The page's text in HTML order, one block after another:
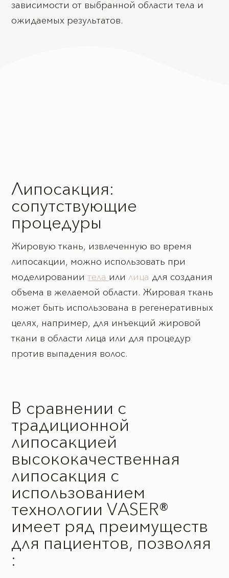
зависимости от выбранной области тела и
ожидаемых результатов.
Липосакция:
сопутствующие
процедуры
Жировую ткань, извлеченную во время
липосакции, можно использовать при
моделированиителаили лица для создания
объема в желаемой области. Жировая ткань
может быть использована в регенеративных
целях, например, для инъекций жировой
ткани в области лица или для процедур
против выпадения волос.
В сравнении с
традиционной
липосакцией
высококачественная
липосакция с
использованием
технологии VASER®
имеет ряд преимуществ
для пациентов, позволяя
: